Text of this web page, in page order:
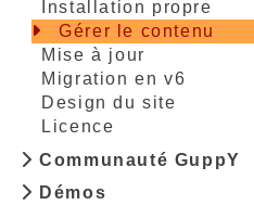
Installation propre
Gérer le contenu
Mise à jour
Migration en v6
Design du site
Licence
Communauté GuppY
Démos